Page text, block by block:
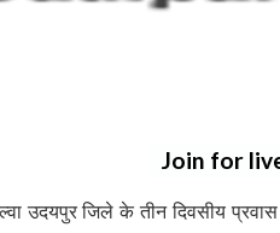
Join for
उदयपुर जिले के तीन दिवसीय